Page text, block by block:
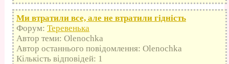
Ми втратили все, але не втратили гідність
Форум: Теревенька
Автор теми: Olenochka
Автор останнього повідомлення: Olenochka
Кількість відповідей: 1